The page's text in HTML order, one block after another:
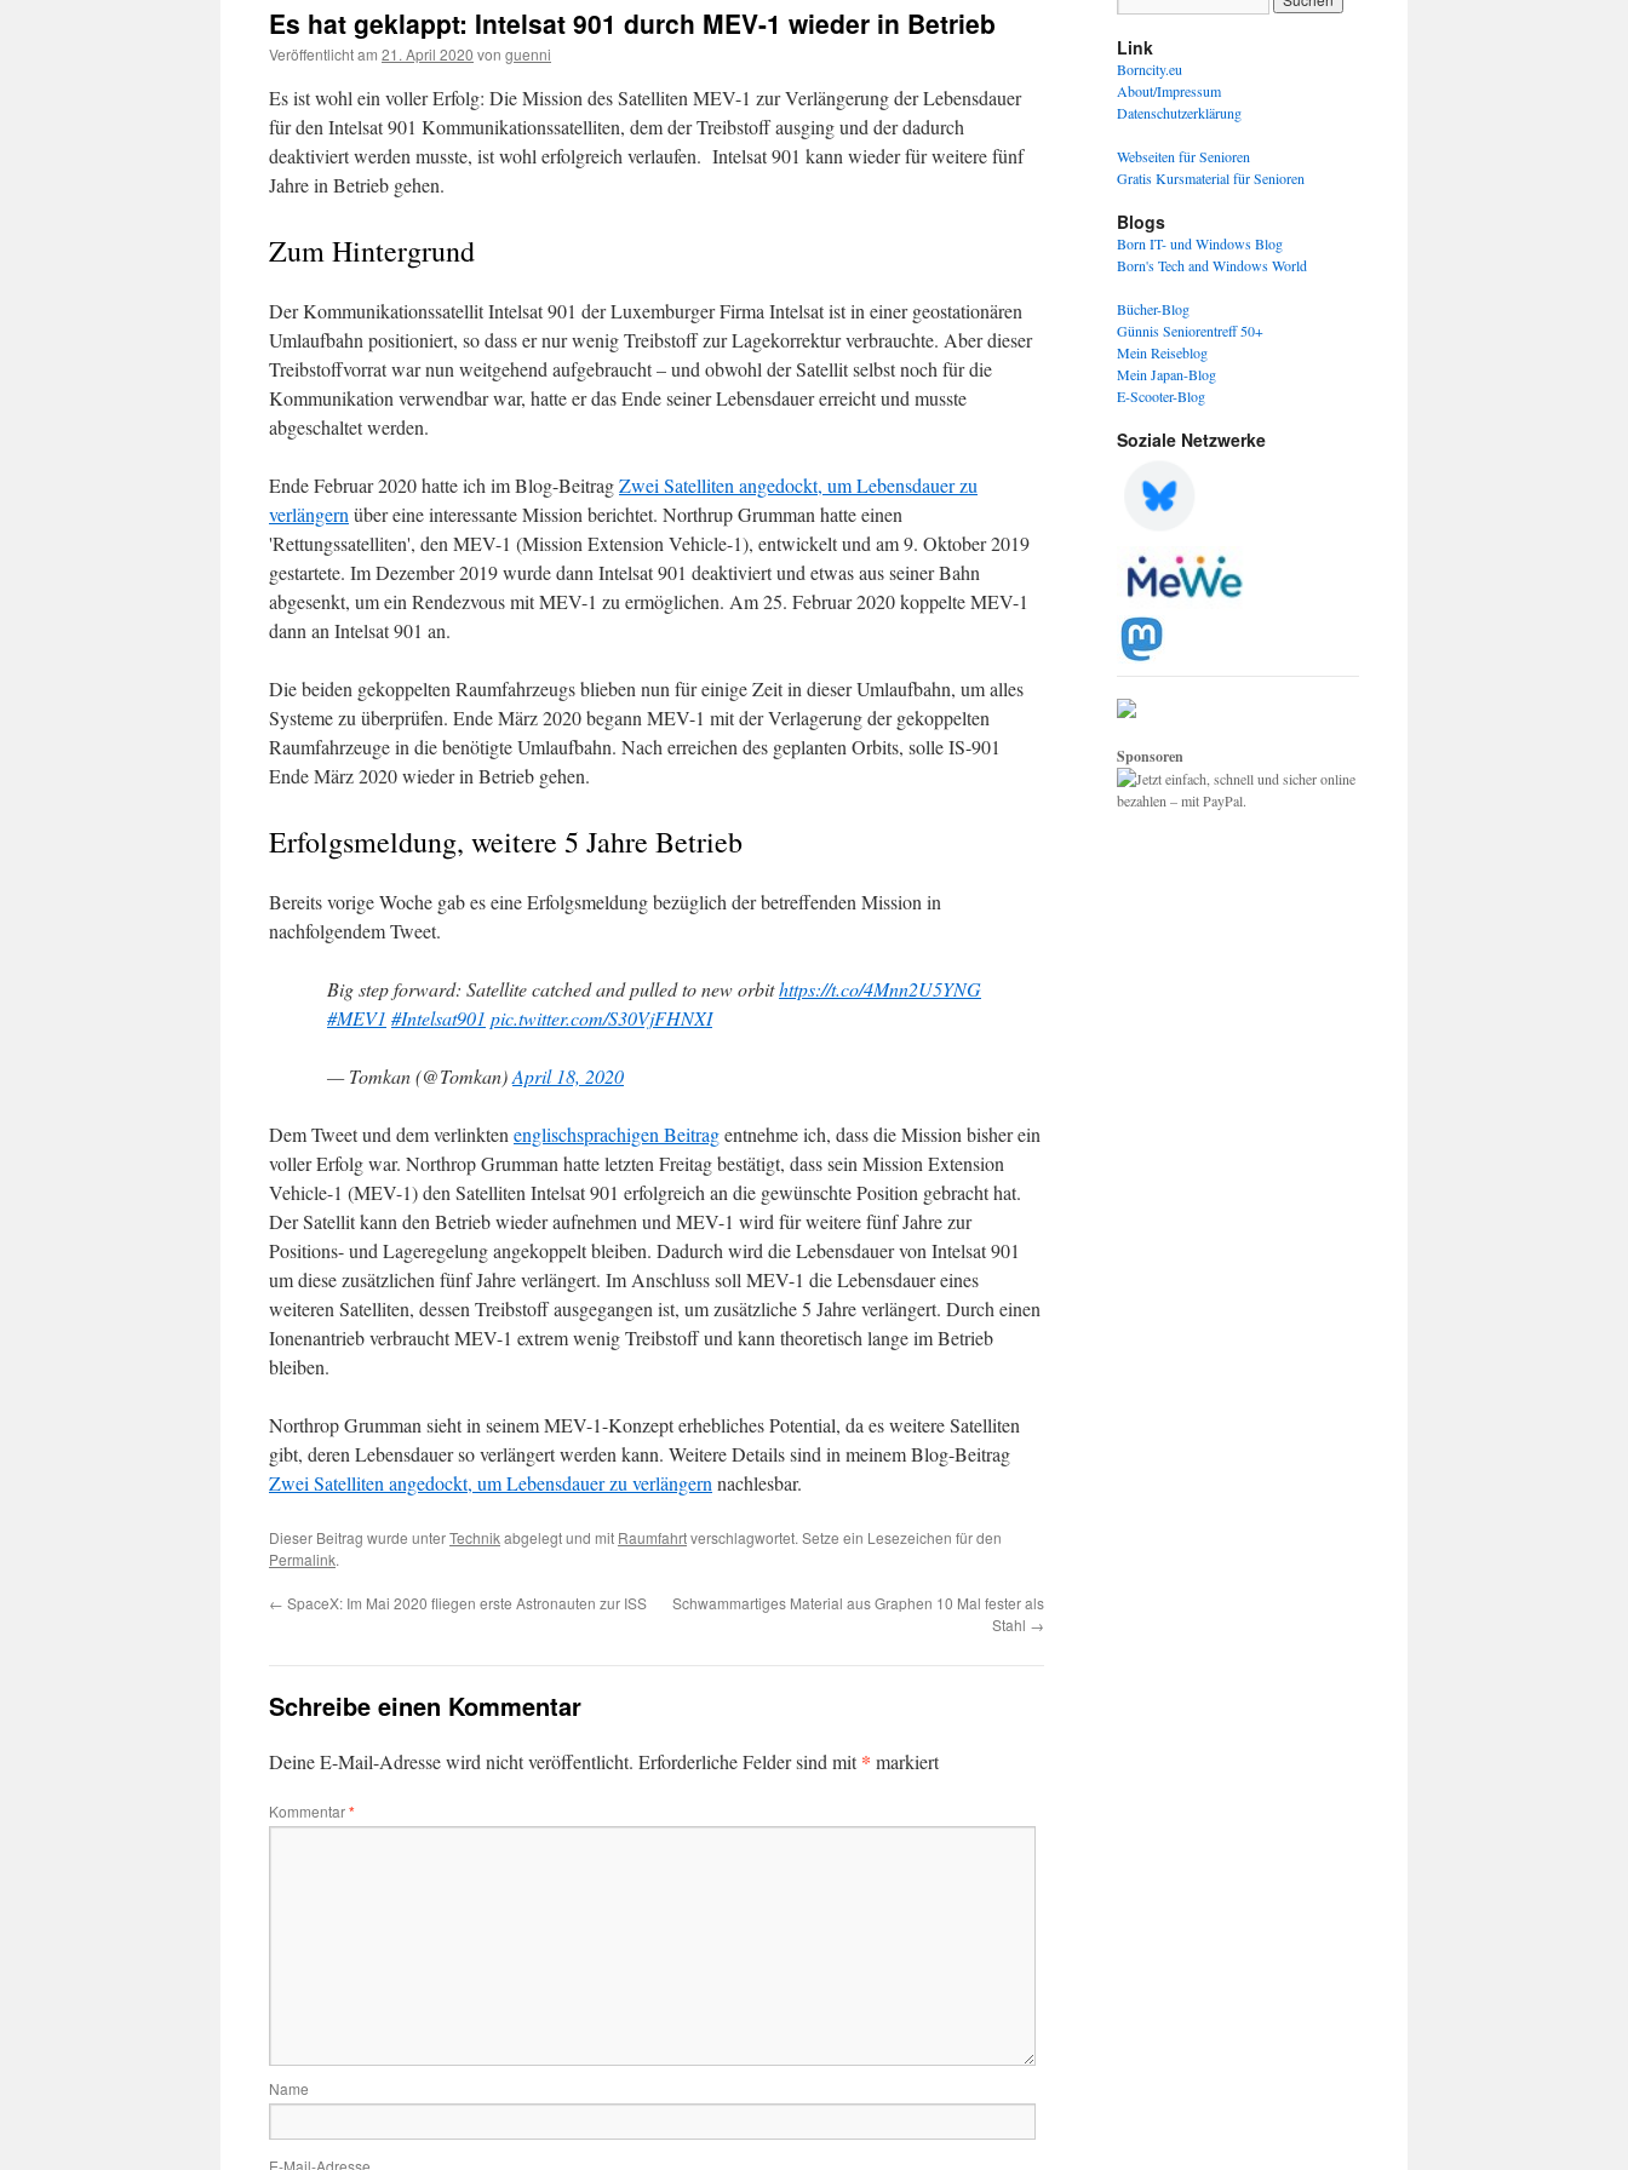
Es hat geklappt: Intelsat 901 durch MEV-1 wieder in Betrieb
Veröffentlicht am 21. April 2020 von guenni
Es ist wohl ein voller Erfolg: Die Mission des Satelliten MEV-1 zur Verlängerung der Lebensdauer
für den Intelsat 901 Kommunikationssatelliten, dem der Treibstoff ausging und der dadurch
deaktiviert werden musste, ist wohl erfolgreich verlaufen. Intelsat 901 kann wieder für weitere fünf
Jahre in Betrieb gehen.
Zum Hintergrund
Der Kommunikationssatellit Intelsat 901 der Luxemburger Firma Intelsat ist in einer geostationären
Umlaufbahn positioniert, so dass er nur wenig Treibstoff zur Lagekorrektur verbrauchte. Aber dieser
Treibstoffvorrat war nun weitgehend aufgebraucht – und obwohl der Satellit selbst noch für die
Kommunikation verwendbar war, hatte er das Ende seiner Lebensdauer erreicht und musste
abgeschaltet werden.
Ende Februar 2020 hatte ich im Blog-BeitragZwei Satelliten angedockt, um Lebensdauer zu
verlängern über eine interessante Mission berichtet. Northrup Grumman hatte einen
'Rettungssatelliten', den MEV-1 (Mission Extension Vehicle-1), entwickelt und am 9. Oktober 2019
gestartete. Im Dezember 2019 wurde dann Intelsat 901 deaktiviert und etwas aus seiner Bahn
abgesenkt, um ein Rendezvous mit MEV-1 zu ermöglichen. Am 25. Februar 2020 koppelte MEV-1
dann an Intelsat 901 an.
Die beiden gekoppelten Raumfahrzeugs blieben nun für einige Zeit in dieser Umlaufbahn, um alles
Systeme zu überprüfen. Ende März 2020 begann MEV-1 mit der Verlagerung der gekoppelten
Raumfahrzeuge in die benötigte Umlaufbahn. Nach erreichen des geplanten Orbits, solle IS-901
Ende März 2020 wieder in Betrieb gehen.
Erfolgsmeldung, weitere 5 Jahre Betrieb
Bereits vorige Woche gab es eine Erfolgsmeldung bezüglich der betreffenden Mission in
nachfolgendem Tweet.
Big step forward: Satellite catched and pulled to new orbithttps://t.co/4Mnn2U5YNG
#MEV1 #Intelsat901 pic.twitter.com/S30VjFHNXI
— Tomkan (@Tomkan)April 18, 2020
Dem Tweet und dem verlinkten englischsprachigen Beitragentnehme ich, dass die Mission bisher ein
voller Erfolg war. Northrop Grumman hatte letzten Freitag bestätigt, dass sein Mission Extension
Vehicle-1 (MEV-1) den Satelliten Intelsat 901 erfolgreich an die gewünschte Position gebracht hat.
Der Satellit kann den Betrieb wieder aufnehmen und MEV-1 wird für weitere fünf Jahre zur
Positions- und Lageregelung angekoppelt bleiben. Dadurch wird die Lebensdauer von Intelsat 901
um diese zusätzlichen fünf Jahre verlängert. Im Anschluss soll MEV-1 die Lebensdauer eines
weiteren Satelliten, dessen Treibstoff ausgegangen ist, um zusätzliche 5 Jahre verlängert. Durch einen
Ionenantrieb verbraucht MEV-1 extrem wenig Treibstoff und kann theoretisch lange im Betrieb
bleiben.
Northrop Grumman sieht in seinem MEV-1-Konzept erhebliches Potential, da es weitere Satelliten
gibt, deren Lebensdauer so verlängert werden kann. Weitere Details sind in meinem Blog-Beitrag
Zwei Satelliten angedockt, um Lebensdauer zu verlängern nachlesbar.
Dieser Beitrag wurde unterTechnikabgelegt und mit Raumfahrtverschlagwortet. Setze ein Lesezeichen für den
Permalink.
← SpaceX: Im Mai 2020 fliegen erste Astronauten zur ISS
Schwammartiges Material aus Graphen 10 Mal fester als
Stahl →
Schreibe einen Kommentar
Deine E-Mail-Adresse wird nicht veröffentlicht. Erforderliche Felder sind mit* markiert
Kommentar*
Name
E-Mail-Adresse
Link
Borncity.eu
About/Impressum
Datenschutzerklärung
Webseiten für Senioren
Gratis Kursmaterial für Senioren
Blogs
Born IT- und Windows Blog
Born's Tech and Windows World
Bücher-Blog
Günnis Seniorentreff 50+
Mein Reiseblog
Mein Japan-Blog
E-Scooter-Blog
Soziale Netzwerke
Sponsoren